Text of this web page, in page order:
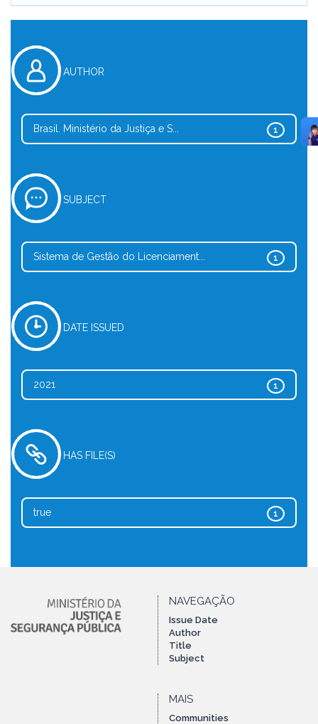
AUTHOR
1
Brasil. Ministério da Justiça e S...
SUBJECT
1
Sistema de Gestão do Licenciament...
DATE ISSUED
1
2021
HAS FILE(S)
1
true
NAVEGAÇÃO
Issue Date
Author
Title
Subject
MAIS
Communities